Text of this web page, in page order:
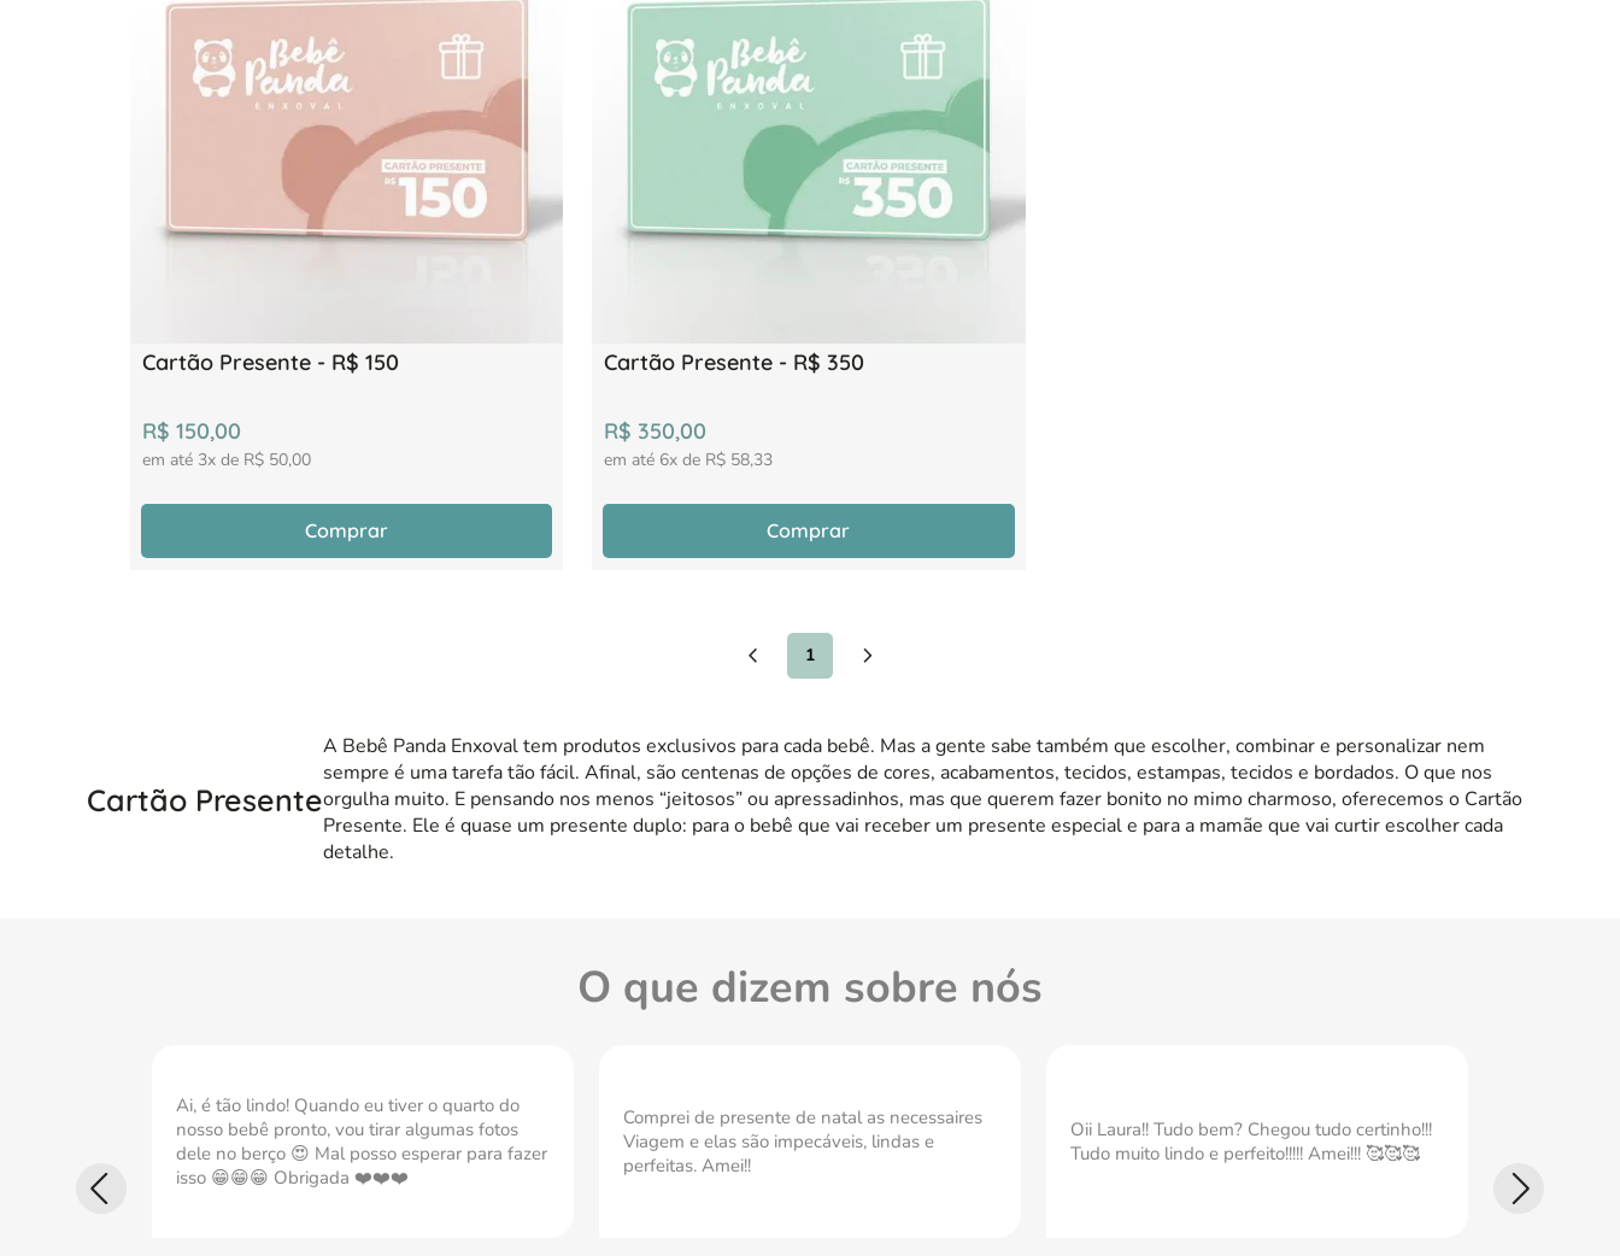
Cartão Presente - R$ 150
R$ 150,00
em até 3x de R$ 50,00
Comprar
Cartão Presente - R$ 350
R$ 350,00
em até 6x de R$ 58,33
Comprar
1
Cartão Presente
A Bebê Panda Enxoval tem produtos exclusivos para cada bebê. Mas a gente sabe também que escolher, combinar e personalizar nem
sempre é uma tarefa tão fácil. Afinal, são centenas de opções de cores, acabamentos, tecidos, estampas, tecidos e bordados. O que nos
orgulha muito. E pensando nos menos “jeitosos” ou apressadinhos, mas que querem fazer bonito no mimo charmoso, oferecemos o Cartão
Presente. Ele é quase um presente duplo: para o bebê que vai receber um presente especial e para a mamãe que vai curtir escolher cada
detalhe.
O que dizem sobre nós
Ai, é tão lindo! Quando eu tiver o quarto do
nosso bebê pronto, vou tirar algumas fotos
dele no berço 😍 Mal posso esperar para fazer
isso 😁😁😁 Obrigada ❤️❤️❤️
Comprei de presente de natal as necessaires
Viagem e elas são impecáveis, lindas e
perfeitas. Amei!!
Oii Laura!! Tudo bem? Chegou tudo certinho!!!
Tudo muito lindo e perfeito!!!!! Amei!!! 🥰🥰🥰